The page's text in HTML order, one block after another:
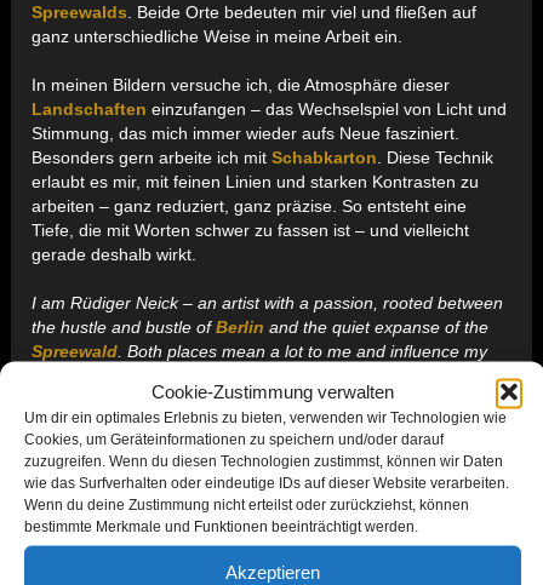
Cookie-Zustimmung verwalten
Um dir ein optimales Erlebnis zu bieten, verwenden wir Technologien wie
Cookies, um Geräteinformationen zu speichern und/oder darauf
zuzugreifen. Wenn du diesen Technologien zustimmst, können wir Daten
wie das Surfverhalten oder eindeutige IDs auf dieser Website verarbeiten.
Wenn du deine Zustimmung nicht erteilst oder zurückziehst, können
bestimmte Merkmale und Funktionen beeinträchtigt werden.
Akzeptieren
Spreewalds . Beide Orte bedeuten mir viel und fließen auf
ganz unterschiedliche Weise in meine Arbeit ein.
In meinen Bildern versuche ich, die Atmosphäre dieser
Landschaften einzufangen – das Wechselspiel von Licht und
Stimmung, das mich immer wieder aufs Neue fasziniert.
Besonders gern arbeite ich mitSchabkarton . Diese Technik
erlaubt es mir, mit feinen Linien und starken Kontrasten zu
arbeiten – ganz reduziert, ganz präzise. So entsteht eine
Tiefe, die mit Worten schwer zu fassen ist – und vielleicht
gerade deshalb wirkt.
I am Rüdiger Neick – an artist with a passion, rooted between
the hustle and bustle ofBerlin and the quiet expanse of the
Spreewald . Both places mean a lot to me and influence my
In my pictures, I try to capture the atmosphere of these
landscapes– the interplay of light and mood that never
ceases to fascinate me. I particularly enjoy working with
scratchboard
. This technique allows me to work with fine
lines and strong contrasts – very reduced, very precise. This
creates a depth that is difficult to put into words – and perhaps
that is precisely why it is so effective.